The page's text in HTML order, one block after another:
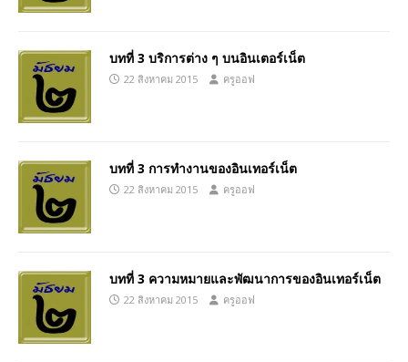
บทที่ 3 บริการต่าง ๆ บนอินเตอร์เน็ต
22 สิงหาคม 2015 ครูออฟ
บทที่ 3 การทำงานของอินเทอร์เน็ต
22 สิงหาคม 2015 ครูออฟ
บทที่ 3 ความหมายและพัฒนาการของอินเทอร์เน็ต
22 สิงหาคม 2015 ครูออฟ